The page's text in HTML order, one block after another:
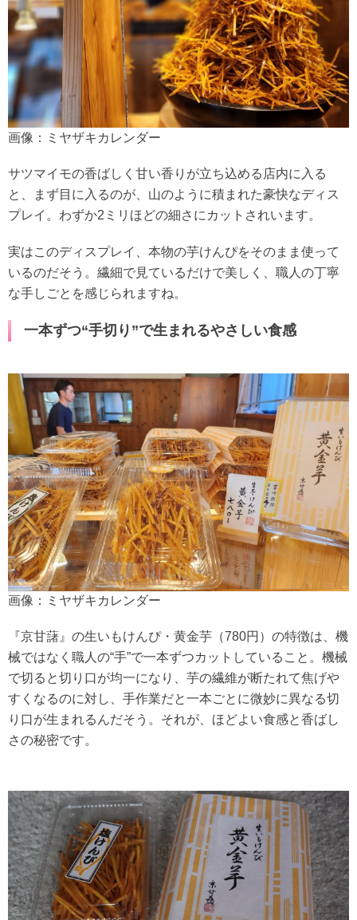
画像：ミヤザキカレンダー
サツマイモの香ばしく甘い香りが立ち込める店内に入る
と、まず目に入るのが、山のように積まれた豪快なディス
プレイ。わずか2ミリほどの細さにカットされいます。
実はこのディスプレイ、本物の芋けんぴをそのまま使って
いるのだそう。繊細で見ているだけで美しく、職人の丁寧
な手しごとを感じられますね。
一本ずつ“手切り”で生まれるやさしい食感
画像：ミヤザキカレンダー
『京甘藷』の生いもけんぴ・黄金芋（780円）の特徴は、機
械ではなく職人の“手”で一本ずつカットしていること。機械
で切ると切り口が均一になり、芋の繊維が断たれて焦げや
すくなるのに対し、手作業だと一本ごとに微妙に異なる切
り口が生まれるんだそう。それが、ほどよい食感と香ばし
さの秘密です。